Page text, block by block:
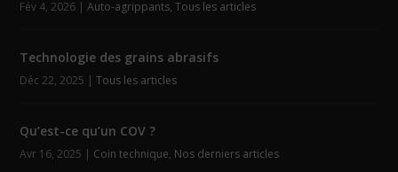
Fév 4, 2026 |Auto-agrippants,Tous les articles
Technologie des grains abrasifs
Déc 22, 2025 |Tous les articles
Qu’est-ce qu’un COV ?
Avr 16, 2025 | Coin technique, Nos derniers articles